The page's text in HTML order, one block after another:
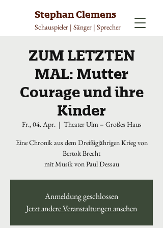
Stephan Clemens
Schauspieler | Sänger | Sprecher
ZUM LETZTEN
MAL: Mutter
Courage und ihre
Kinder
Fr., 04. Apr.
  |
Theater Ulm – Großes Haus
Eine Chronik aus dem Dreißigjährigen Krieg von
Bertolt Brecht
mit Musik von Paul Dessau
Anmeldung geschlossen
Jetzt andere Veranstaltungen ansehen